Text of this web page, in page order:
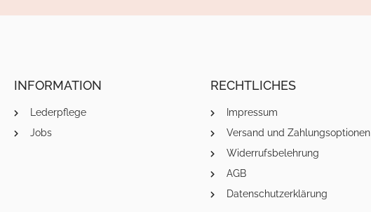
INFORMATION
Lederpflege
Jobs
RECHTLICHES
Impressum
Versand und Zahlungsoptionen
Widerrufsbelehrung
AGB
Datenschutzerklärung